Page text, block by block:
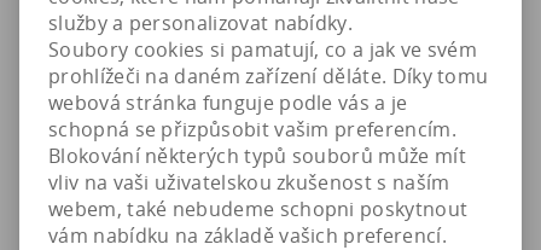
AF Vitality - vitamíny pro korály, koncentrát (50ml)
509 Kč (bez DPH)
AF-VITAL50
Skladem
Koupit
služby a personalizovat nabídky.
Soubory cookies si pamatují, co a jak ve svém
prohlížeči na daném zařízení děláte. Díky tomu
webová stránka funguje podle vás a je
schopná se přizpůsobit vašim preferencím.
Blokování některých typů souborů může mít
vliv na vaši uživatelskou zkušenost s naším
webem, také nebudeme schopni poskytnout
vám nabídku na základě vašich preferencí.